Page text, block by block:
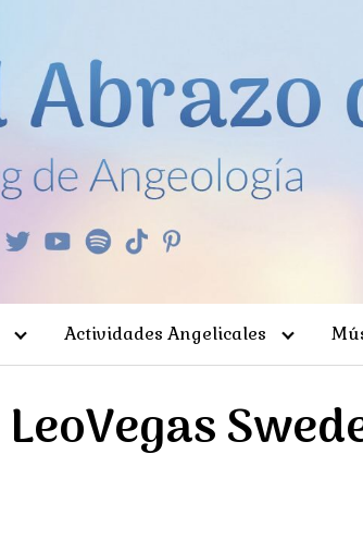
Actividades Angelicales
LeoVegas